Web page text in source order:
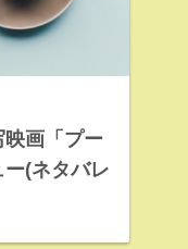
映画「プー
(ネタバレ